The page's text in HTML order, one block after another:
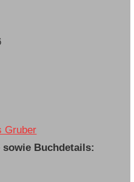
Gruber
Buchdetails: